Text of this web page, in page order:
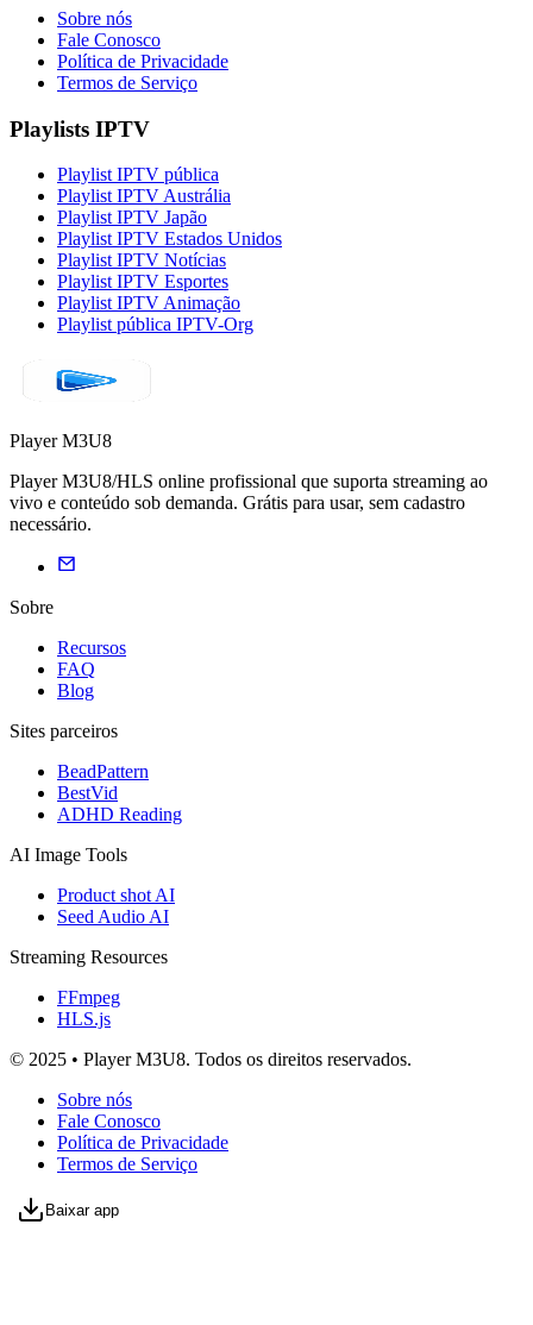
Sobre nós
Fale Conosco
Política de Privacidade
Termos de Serviço
Playlists IPTV
Playlist IPTV pública
Playlist IPTV Austrália
Playlist IPTV Japão
Playlist IPTV Estados Unidos
Playlist IPTV Notícias
Playlist IPTV Esportes
Playlist IPTV Animação
Playlist pública IPTV-Org
Player M3U8
Player M3U8/HLS online profissional que suporta streaming ao
vivo e conteúdo sob demanda. Grátis para usar, sem cadastro
necessário.
Sobre
Recursos
FAQ
Blog
Sites parceiros
BeadPattern
BestVid
ADHD Reading
AI Image Tools
Product shot AI
Seed Audio AI
Streaming Resources
FFmpeg
HLS.js
© 2025 • Player M3U8. Todos os direitos reservados.
Sobre nós
Fale Conosco
Política de Privacidade
Termos de Serviço
Baixar app